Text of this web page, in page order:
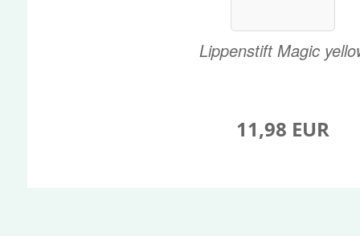
Lippenstift Magic
11,98 EUR